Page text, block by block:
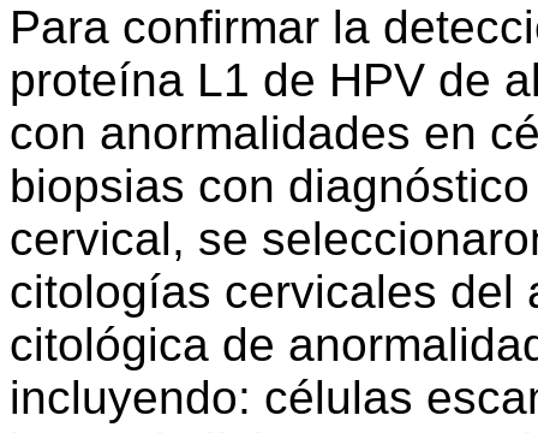
Para confirmar la
proteína L1 de HPV de
con anormalidades en
biopsias con
cervical, se
citologías cervicales del
citológica de
incluyendo: células